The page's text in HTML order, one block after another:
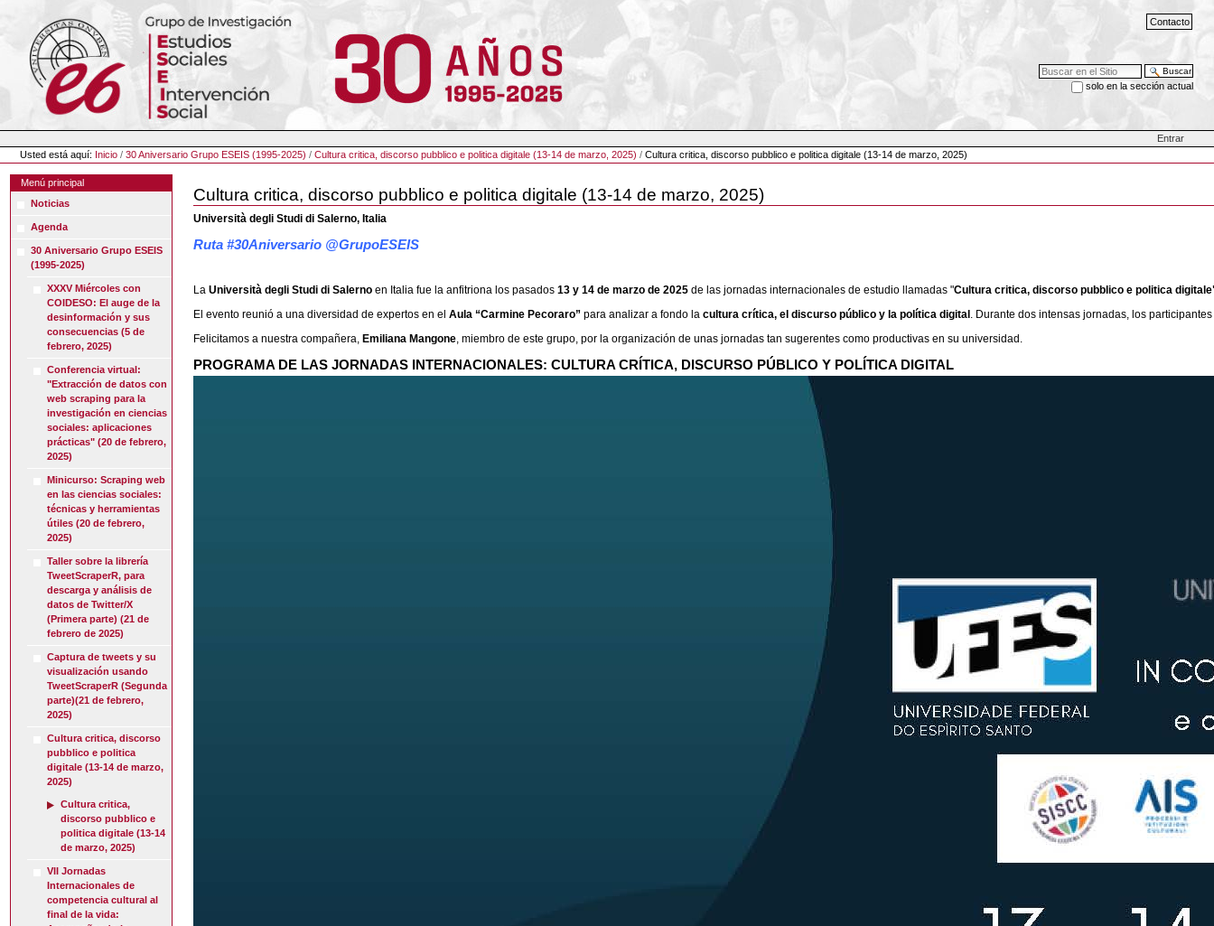
contenido.
navegación
Contacto
Buscar
solo en la sección actual
Herramientas
Personales
Entrar
Usted está aquí: Inicio /30 Aniversario Grupo ESEIS (1995-2025) /Cultura critica, discorso pubblico e politica digitale (13-14 de marzo, 2025) /Cultura critica, discorso pubblico e politica digitale (13-14 de marzo, 2025)
Menú principal
Noticias
Agenda
30 Aniversario Grupo ESEIS
(1995-2025)
XXXV Miércoles con
COIDESO: El auge de la
desinformación y sus
consecuencias (5 de
febrero, 2025)
Conferencia virtual:
"Extracción de datos con
web scraping para la
investigación en ciencias
sociales: aplicaciones
prácticas" (20 de febrero,
2025)
Minicurso: Scraping web
en las ciencias sociales:
técnicas y herramientas
útiles (20 de febrero,
2025)
Taller sobre la librería
TweetScraperR, para
descarga y análisis de
datos de Twitter/X
(Primera parte) (21 de
febrero de 2025)
Captura de tweets y su
visualización usando
TweetScraperR (Segunda
parte)(21 de febrero,
2025)
Cultura critica, discorso
pubblico e politica
digitale (13-14 de marzo,
2025)
Cultura critica,
discorso pubblico e
politica digitale (13-14
de marzo, 2025)
VII Jornadas
Internacionales de
competencia cultural al
final de la vida:
Cultura critica, discorso pubblico e politica digitale (13-14 de marzo, 2025)
Università degli Studi di Salerno, Italia
Ruta #30Aniversario @GrupoESEIS
LaUniversità degli Studi di Salerno en Italia fue la anfitriona los pasados13 y 14 de marzo de 2025 de las jornadas internacionales de estudio llamadas "Cultura critica, discorso pubblico e politica
El evento reunió a una diversidad de expertos en elAula “Carmine Pecoraro” para analizar a fondo lacultura crítica, el discurso público y la política digital . Durante dos intensas jornadas, los
Felicitamos a nuestra compañera,Emiliana Mangone , miembro de este grupo, por la organización de unas jornadas tan sugerentes como productivas en su universidad.
PROGRAMA DE LAS JORNADAS INTERNACIONALES: CULTURA CRÍTICA, DISCURSO PÚBLICO Y POLÍTICA DIGITAL